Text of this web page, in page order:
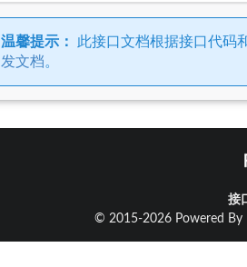
温馨提示：
此接口文档根据接口代码
发文档。
接
© 2015-2026 Powered By